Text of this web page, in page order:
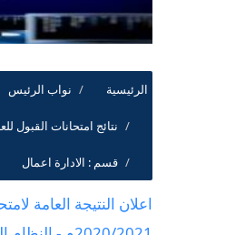
الرئيسية نواب الرئيس
نتائج امتحانات القبول للعام الجامعي
قسم : الادارة اعمال
اعلان النتيجة العامة